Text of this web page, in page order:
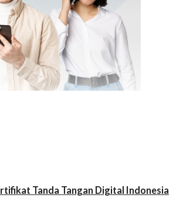
Tanda Tangan Digital Indonesia